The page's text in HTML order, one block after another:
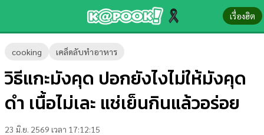
เรื่องฮิต
cooking เคล็ดลับทำอาหาร
วิธีแกะมังคุด ปอกยังไงไม่ให้มังคุด
ดำ เนื้อไม่เละ แช่เย็นกินแล้วอร่อย
23 มิ.ย. 2569 เวลา 17:12:15
ข่าว-
ความ
รู้